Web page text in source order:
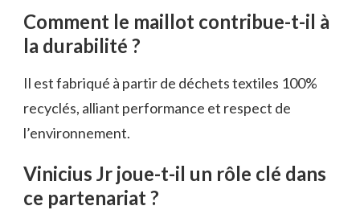
Comment le maillot contribue-t-il à
la durabilité ?
Il est fabriqué à partir de déchets textiles 100%
recyclés, alliant performance et respect de
l’environnement.
Vinicius Jr joue-t-il un rôle clé dans
ce partenariat ?